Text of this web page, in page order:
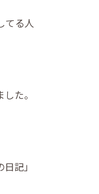
てる人
た。
記」